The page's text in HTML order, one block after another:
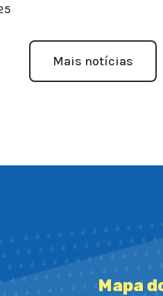
Mais notícias
Mapa